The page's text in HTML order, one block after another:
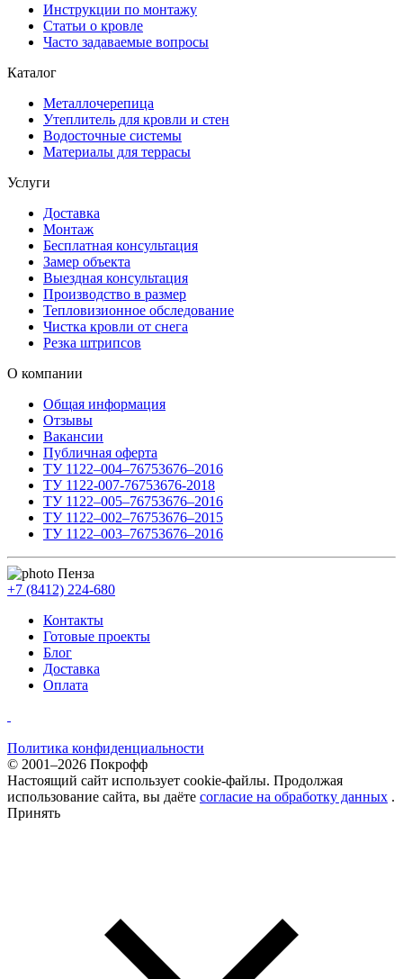
Инструкции по монтажу
Статьи о кровле
Часто задаваемые вопросы
Каталог
Металлочерепица
Утеплитель для кровли и стен
Водосточные системы
Материалы для террасы
Услуги
Доставка
Монтаж
Бесплатная консультация
Замер объекта
Выездная консультация
Производство в размер
Тепловизионное обследование
Чистка кровли от снега
Резка штрипсов
О компании
Общая информация
Отзывы
Вакансии
Публичная оферта
ТУ 1122–004–76753676–2016
ТУ 1122-007-76753676-2018
ТУ 1122–005–76753676–2016
ТУ 1122–002–76753676–2015
ТУ 1122–003–76753676–2016
Пенза
+7 (8412) 224-680
Контакты
Готовые проекты
Блог
Доставка
Оплата
Политика конфиденциальности
© 2001–2026 Покрофф
Настоящий сайт использует cookie-файлы. Продолжая
использование сайта, вы даёте согласие на обработку данных .
Принять